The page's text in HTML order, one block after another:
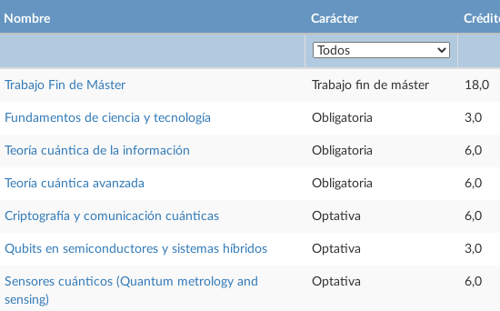
Nombre Carácter
Trabajo Fin de Máster Trabajo fin de máster 18,0
Fundamentos de ciencia y tecnología Obligatoria 3,0
Teoría cuántica de la información Obligatoria 6,0
Teoría cuántica avanzada Obligatoria 6,0
Criptografía y comunicación cuánticas Optativa 6,0
Qubits en semiconductores y sistemas híbridos Optativa 3,0
Sensores cuánticos (Quantum metrology and
sensing)
Optativa 6,0